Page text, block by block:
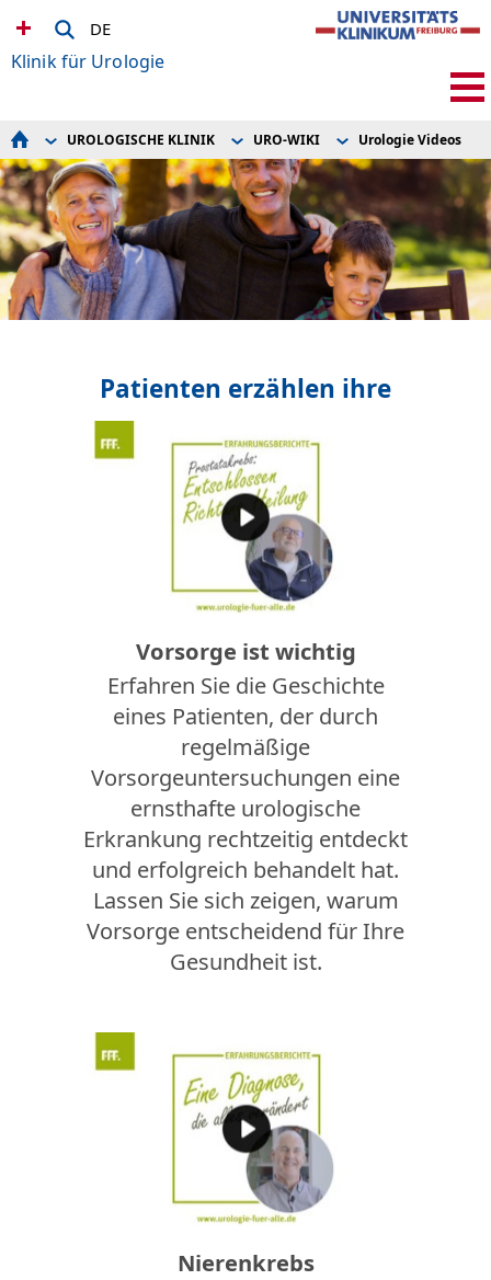
DE
Klinik für Urologie
FÜR PATIENTEN
BEHANDLUNGSSPEKTRUM
UROLOGISCHE KLINIK
FÜR ÄRZTE
UROLOGISCHE KLINIK
TEAM
UROLOGIE
JOBS UND KARRIERE
FORSCHUNG
KLINISCHE STUDIEN
URO-WIKI
URO-WIKI
Uro-Wiki-Erkrankungen
Uro-Wiki Gesundheit
Urologie Videos
Urologie Videos
Patienten erzählen ihre
Vorsorge ist wichtig
Erfahren Sie die Geschichte
eines Patienten, der durch
regelmäßige
Vorsorgeuntersuchungen eine
ernsthafte urologische
Erkrankung rechtzeitig entdeckt
und erfolgreich behandelt hat.
Lassen Sie sich zeigen, warum
Vorsorge entscheidend für Ihre
Gesundheit ist.
Nierenkrebs